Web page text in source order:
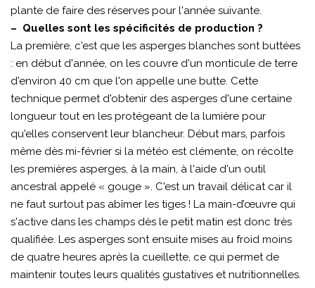
plante de faire des réserves pour l'année suivante.
– Quelles sont les spécificités de production ?
La première, c'est que les asperges blanches sont buttées
: en début d'année, on les couvre d'un monticule de terre
d'environ 40 cm que l'on appelle une butte. Cette
technique permet d'obtenir des asperges d'une certaine
longueur tout en les protégeant de la lumière pour
qu'elles conservent leur blancheur. Début mars, parfois
même dès mi-février si la météo est clémente, on récolte
les premières asperges, à la main, à l'aide d'un outil
ancestral appelé « gouge ». C'est un travail délicat car il
ne faut surtout pas abîmer les tiges ! La main-d’œuvre qui
s'active dans les champs dès le petit matin est donc très
qualifiée. Les asperges sont ensuite mises au froid moins
de quatre heures après la cueillette, ce qui permet de
maintenir toutes leurs qualités gustatives et nutritionnelles.